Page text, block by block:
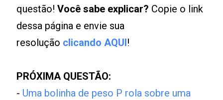
questão!Você sabe explicar? Copie o link
dessa página e envie sua
resolução clicando AQUI!
PRÓXIMA QUESTÃO:
- Uma bolinha de peso P rola sobre uma